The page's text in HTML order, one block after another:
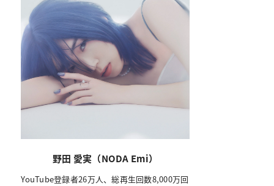
野田 愛実（NODA Emi）
YouTube登録者26万人、総再生回数8,000万回